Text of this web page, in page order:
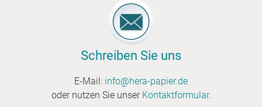
Zweinahtfaltenbeutel.EinsatzbereicheVerpack
ung von Kleinteilen, Briefmarken, Prospekten
Schreiben Sie uns
E-Mail: info@hera-papier.de
oder nutzen Sie unser Kontaktformular.